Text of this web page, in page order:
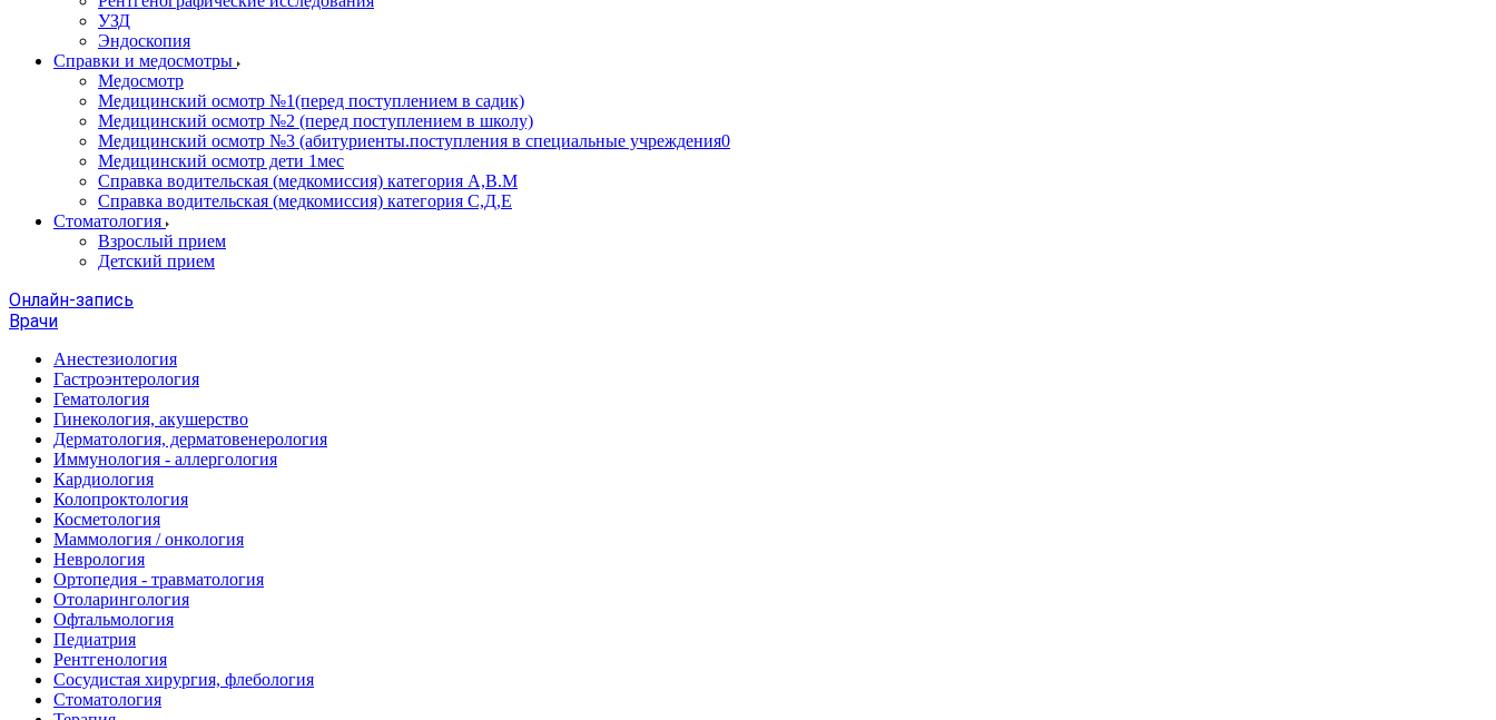
УЗД
Эндоскопия
Справки и медосмотры
Медосмотр
Медицинский осмотр №1(перед поступлением в садик)
Медицинский осмотр №2 (перед поступлением в школу)
Медицинский осмотр №3 (абитуриенты.поступления в специальные учреждения0
Медицинский осмотр дети 1мес
Справка водительская (медкомиссия) категория А,В.М
Справка водительская (медкомиссия) категория С,Д,Е
Стоматология
Взрослый прием
Детский прием
Онлайн-запись
Врачи
Анестезиология
Гастроэнтерология
Гематология
Гинекология, акушерство
Дерматология, дерматовенерология
Иммунология - аллергология
Кардиология
Колопроктология
Косметология
Маммология / онкология
Неврология
Ортопедия - травматология
Отоларингология
Офтальмология
Педиатрия
Рентгенология
Сосудистая хирургия, флебология
Стоматология